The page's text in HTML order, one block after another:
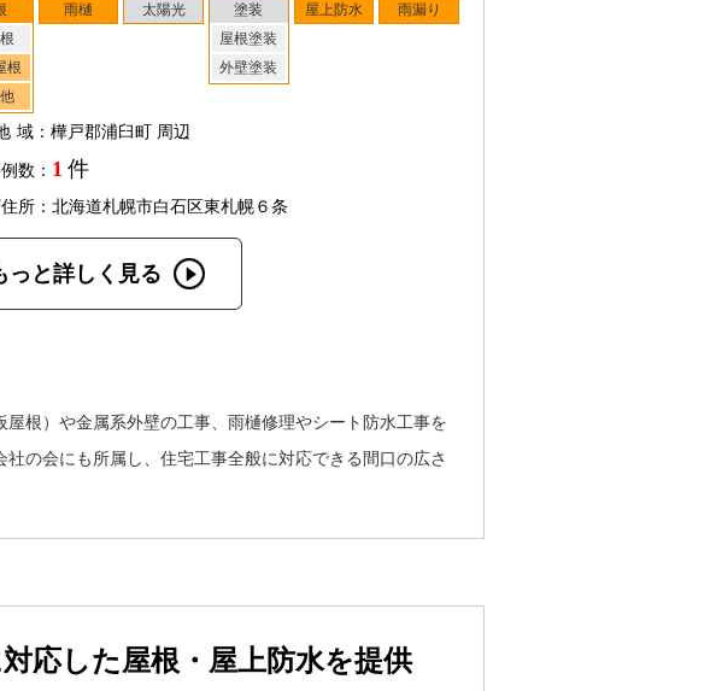
根
雨樋 太陽光
塗装
屋根塗装
外壁塗装
屋上防水 雨漏り
域：樺戸郡浦臼町 周辺
数： 1 件
所：北海道札幌市白石区東札幌６条
っと詳しく見る
根）や金属系外壁の工事、雨樋修理やシート防水工事を
の会にも所属し、住宅工事全般に対応できる間口の広さ
応した屋根・屋上防水を提供